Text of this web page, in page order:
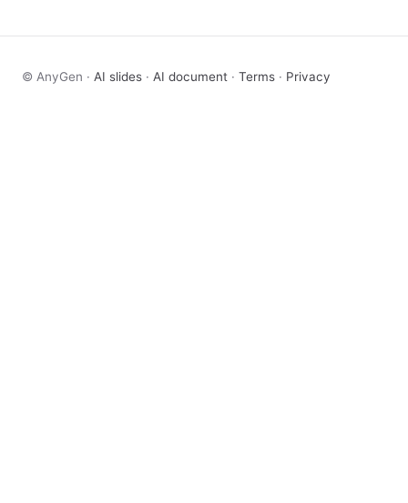
© AnyGen · AI slides · AI document · Terms · Privacy